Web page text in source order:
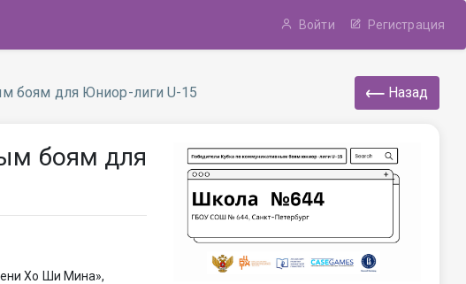
Войти Регистрация
боям для Юниор-лиги U-15 Назад
боям для
Хо Ши Мина»,